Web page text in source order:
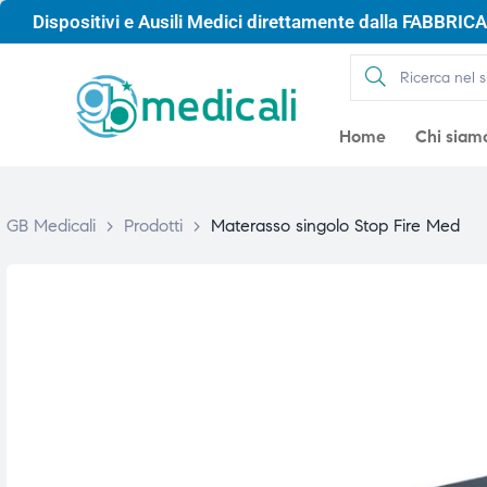
Dispositivi e Ausili Medici direttamente dalla
Home Chi
GB Medicali > Prodotti > Materasso singolo Stop Fire Med